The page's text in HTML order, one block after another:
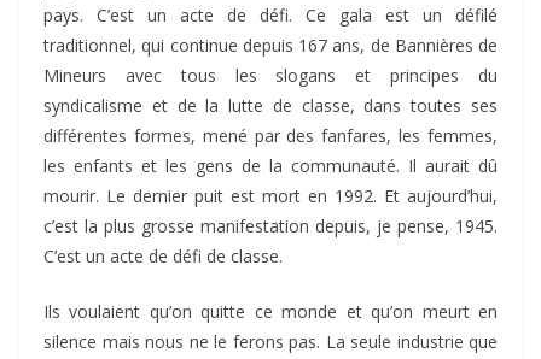
pays. C’est un acte de défi. Ce gala est un défilé
traditionnel, qui continue depuis 167 ans, de Bannières de
Mineurs avec tous les slogans et principes du
syndicalisme et de la lutte de classe, dans toutes ses
différentes formes, mené par des fanfares, les femmes,
les enfants et les gens de la communauté. Il aurait dû
mourir. Le dernier puit est mort en 1992. Et aujourd’hui,
c’est la plus grosse manifestation depuis, je pense, 1945.
C’est un acte de défi de classe.
Ils voulaient qu’on quitte ce monde et qu’on meurt en
silence mais nous ne le ferons pas. La seule industrie que